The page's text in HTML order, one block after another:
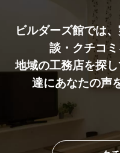
ビルダーズ館では
談・クチコミ
地域の工務店を探
達にあなたの声